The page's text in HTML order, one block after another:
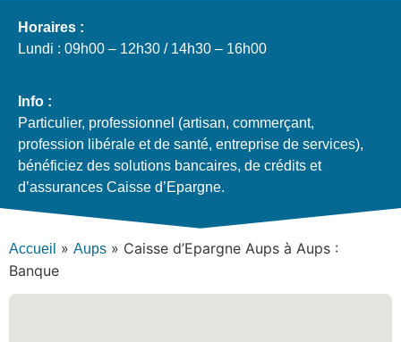
Horaires :
Lundi : 09h00 – 12h30 / 14h30 – 16h00
Info :
Particulier, professionnel (artisan, commerçant,
profession libérale et de santé, entreprise de services),
bénéficiez des solutions bancaires, de crédits et
d’assurances Caisse d’Epargne.
Accueil » Aups » Caisse d’Epargne Aups à Aups :
Banque